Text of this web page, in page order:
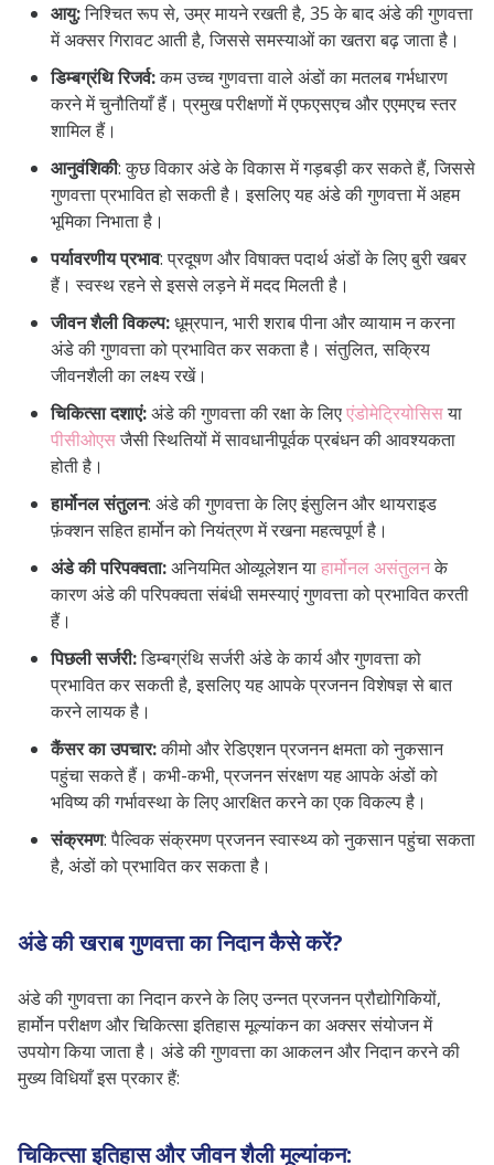
आयु:निश्चित रूप से, उम्र मायने रखती है, 35 के बाद अंडे की गुणवत्ता
में अक्सर गिरावट आती है, जिससे समस्याओं का खतरा बढ़ जाता है।
डिम्बग्रंथि रिजर्व:कम उच्च गुणवत्ता वाले अंडों का मतलब गर्भधारण
करने में चुनौतियाँ हैं। प्रमुख परीक्षणों में एफएसएच और एएमएच स्तर
शामिल हैं।
आनुवंशिकी: कुछ विकार अंडे के विकास में गड़बड़ी कर सकते हैं, जिससे
गुणवत्ता प्रभावित हो सकती है। इसलिए यह अंडे की गुणवत्ता में अहम
भूमिका निभाता है।
पर्यावरणीय प्रभाव: प्रदूषण और विषाक्त पदार्थ अंडों के लिए बुरी खबर
हैं। स्वस्थ रहने से इससे लड़ने में मदद मिलती है।
जीवन शैली विकल्प:धूम्रपान, भारी शराब पीना और व्यायाम न करना
अंडे की गुणवत्ता को प्रभावित कर सकता है। संतुलित, सक्रिय
जीवनशैली का लक्ष्य रखें।
चिकित्सा दशाएं:अंडे की गुणवत्ता की रक्षा के लिएएंडोमेट्रियोसिसया
पीसीओएसजैसी स्थितियों में सावधानीपूर्वक प्रबंधन की आवश्यकता
होती है।
हार्मोनल संतुलन: अंडे की गुणवत्ता के लिए इंसुलिन और थायराइड
फ़ंक्शन सहित हार्मोन को नियंत्रण में रखना महत्वपूर्ण है।
अंडे की परिपक्वता:अनियमित ओव्यूलेशन याहार्मोनल असंतुलनके
कारण अंडे की परिपक्वता संबंधी समस्याएं गुणवत्ता को प्रभावित करती
हैं।
पिछली सर्जरी:डिम्बग्रंथि सर्जरी अंडे के कार्य और गुणवत्ता को
प्रभावित कर सकती है, इसलिए यह आपके प्रजनन विशेषज्ञ से बात
करने लायक है।
कैंसर का उपचार:कीमो और रेडिएशन प्रजनन क्षमता को नुकसान
पहुंचा सकते हैं। कभी-कभी, प्रजनन संरक्षण यह आपके अंडों को
भविष्य की गर्भावस्था के लिए आरक्षित करने का एक विकल्प है।
संक्रमण: पैल्विक संक्रमण प्रजनन स्वास्थ्य को नुकसान पहुंचा सकता
है, अंडों को प्रभावित कर सकता है।
अंडे की खराब गुणवत्ता का निदान कैसे करें?
अंडे की गुणवत्ता का निदान करने के लिए उन्नत प्रजनन प्रौद्योगिकियों,
हार्मोन परीक्षण और चिकित्सा इतिहास मूल्यांकन का अक्सर संयोजन में
उपयोग किया जाता है। अंडे की गुणवत्ता का आकलन और निदान करने की
मुख्य विधियाँ इस प्रकार हैं:
चिकित्सा इतिहास और जीवन शैली मूल्यांकन: